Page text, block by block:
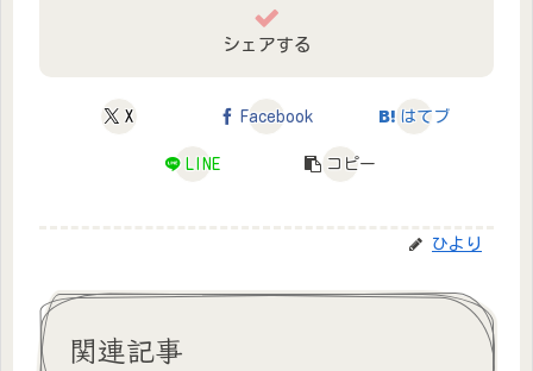
シェアする
X Facebook はてブ
LINE コピー
ひより
関連記事